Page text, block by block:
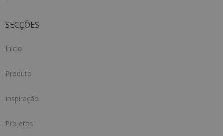
SECÇÕES
Início
Produto
Inspiração
Projetos